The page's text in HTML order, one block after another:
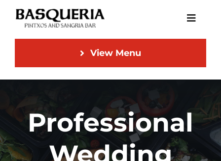
Skip
content
Toggle
DoorDash
NEW
View Menu
Professional
Wedding